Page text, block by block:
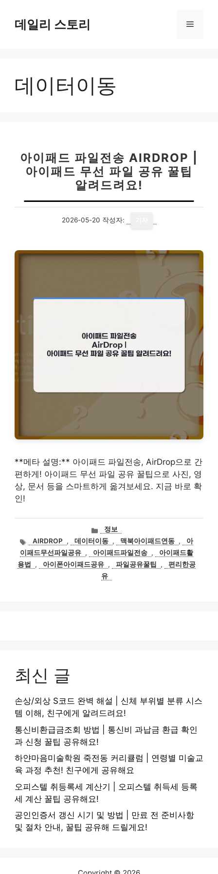
데일리 스토리 메
데이터이동
아이패드 파일전송 AIRDROP |
아이패드 무선 파일 공유 꿀팁
알려드려요!
2026-05-20 작성자:
**메타 설명:** 아이패드 파일전송, AirDrop으로 간
편하게! 아이패드 무선 파일 공유 꿀팁으로 사진, 영
상, 문서 등을 스마트하게 옮겨보세요. 지금 바로 확
인!
카
테
고
리
정보
태
그
AIRDROP , 데이터이동 , 맥북아이패드연동 ,
아
이패드무선파일공유 , 아이패드파일전송 ,
아이패드활
용법
, 아이폰아이패드공유 , 파일공유꿀팁 ,
편리한공
유
최신 글
손상/외상 S코드 완벽 해설 | 신체 부위별 분류 시스
템 이해, 친구에게 알려드려요!
통신비환급금조회 방법 | 통신비 과납금 환급 확인
과 신청 꿀팁 공유해요!
하얀마음미술학원 죽전동 커리큘럼 | 연령별 미술교
육 과정 추천! 친구에게 공유해요
오피스텔 취등록세 계산기 | 오피스텔 취득세 등록
세 계산 꿀팁 공유해요!
공인인증서 갱신 시기 및 방법 | 만료 전 준비사항
및 절차 안내, 꿀팁 공유해 드릴게요!